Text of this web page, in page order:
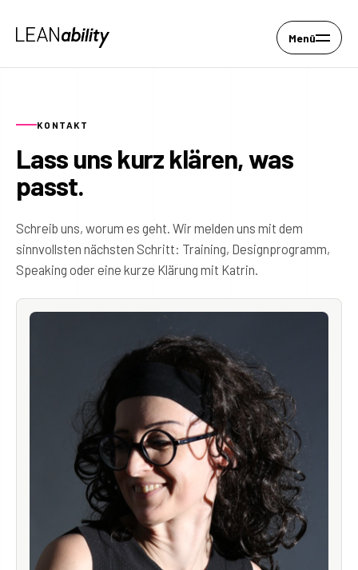
Menü
KONTAKT
Lass uns kurz klären, was
passt.
Schreib uns, worum es geht. Wir melden uns mit dem
sinnvollsten nächsten Schritt: Training, Designprogramm,
Speaking oder eine kurze Klärung mit Katrin.